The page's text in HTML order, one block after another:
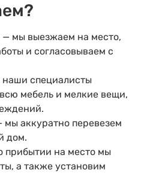
— мы выезжаем на место,
и согласовываем с
наши специалисты
мебель и мелкие вещи,
мы аккуратно перевезем
дом.
прибытии на место мы
а также установим